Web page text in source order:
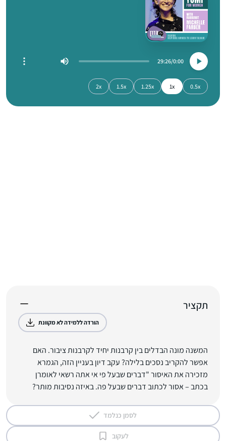
0:00
29:26
0.5x
1x
1.25x
1.5x
2x
תקציר
הורדה ללמידה לא מקוונת
המשנה מונה הבדלים בין קרבנות יחיד לקרבנות ציבור. האם
אפשר להקריב נסכים בלילה? עקב דיון בעניין הזה, הגמרא
מזכירה את האיסור "דברים שבעל פי אי אתה רשאי לאומרן
בכתב – אסור לכתוב דברים שבעל פה. באיזה נסיבות מותר?
לסמן כנלמד
לעקוב